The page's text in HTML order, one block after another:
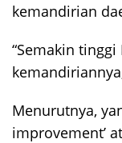
kemandirian
“Semakin
Menurutnya,
improvement’